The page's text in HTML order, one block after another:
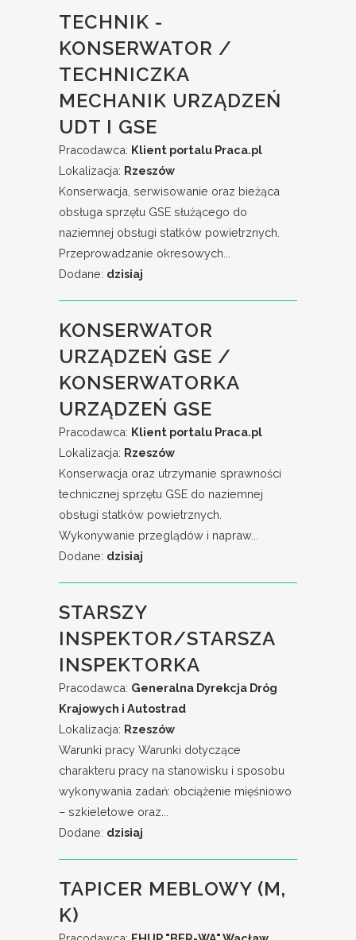
TECHNIK -
KONSERWATOR /
TECHNICZKA
MECHANIK URZĄDZEŃ
UDT I GSE
Pracodawca: Klient portalu Praca.pl
Lokalizacja: Rzeszów
Konserwacja, serwisowanie oraz bieżąca
obsługa sprzętu GSE służącego do
naziemnej obsługi statków powietrznych.
Przeprowadzanie okresowych...
Dodane: dzisiaj
KONSERWATOR
URZĄDZEŃ GSE /
KONSERWATORKA
URZĄDZEŃ GSE
Pracodawca: Klient portalu Praca.pl
Lokalizacja: Rzeszów
Konserwacja oraz utrzymanie sprawności
technicznej sprzętu GSE do naziemnej
obsługi statków powietrznych.
Wykonywanie przeglądów i napraw...
Dodane: dzisiaj
STARSZY
INSPEKTOR/STARSZA
INSPEKTORKA
Pracodawca: Generalna Dyrekcja Dróg
Krajowych i Autostrad
Lokalizacja: Rzeszów
Warunki pracy Warunki dotyczące
charakteru pracy na stanowisku i sposobu
wykonywania zadań: obciążenie mięśniowo
– szkieletowe oraz...
Dodane: dzisiaj
TAPICER MEBLOWY (M,
K)